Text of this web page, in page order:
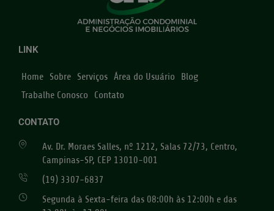
LINK
Home Sobre Serviços Área do Usuário
Blog
Trabalhe Conosco
Contato
CONTATO
Av. Dr. Moraes Salles, nº 1212, Salas 72/73, Centro,
Campinas-SP, CEP 13010-001
(19) 3307-6837
Segunda à Sexta-feira das 08:00h às 12:00h e das